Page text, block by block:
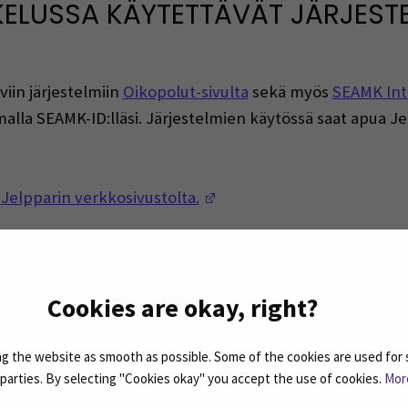
Cookies are okay, right?
the website as smooth as possible. Some of the cookies are used
By selecting "Cookies okay" you accept the use of cookies.
KÄYTETTÄVÄT
järjestelmiin Oikopolut-sivulta sekä myös SEAMK
SEAMK-ID:lläsi. Järjestelmien käytössä saat apua
uuteen ikkunaan)
Jelpparin verkkosivustolta.
(Avautuu uuteen ikkunaan)Oikopolut -
tietosivuille